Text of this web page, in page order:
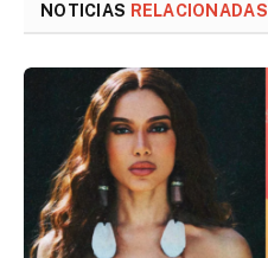
NOTICIAS RELACIONADAS